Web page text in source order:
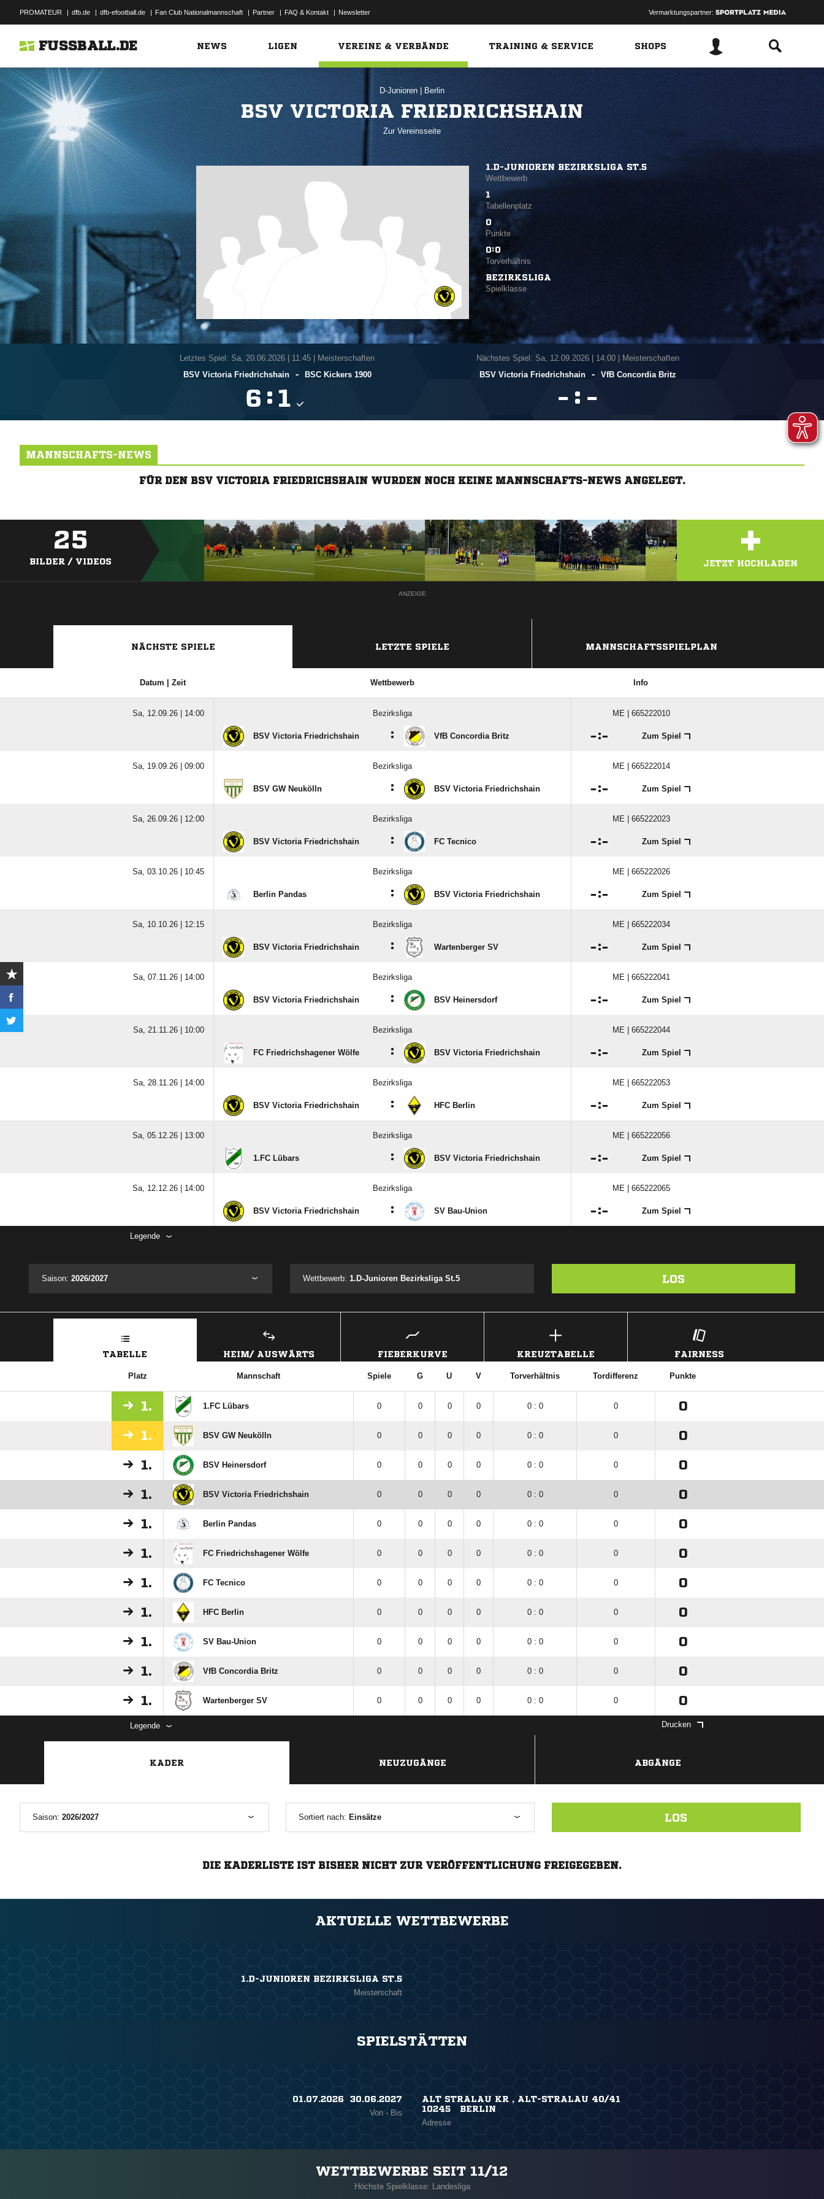
PROMATEUR | dfb.de | dfb-efootball.de | Fan Club Nationalmannschaft | Partner | FAQ & Kontakt | Newsletter Vermarktungspartner:
FUSSBALL.DE NEWS LIGEN VEREINE & VERBÄNDE TRAINING & SERVICE SHOPS
D-Junioren Berlin
BSV VICTORIA FRIEDRICHSHAIN
Zur Vereinsseite
1.D-JUNIOREN BEZIRKSLIGA ST.5
Wettbewerb
1
Tabellenplatz
0
Punkte
0:0
Torverhältnis
BEZIRKSLIGA
Spielklasse
Letztes Spiel: Sa, 20.06.2026
11:45 | Meisterschaften
BSV Victoria Friedrichshain
- BSC Kickers 1900
 : 
Nächstes Spiel: Sa, 12.09.2026| 14:00 | Meisterschaften
BSV Victoria Friedrichshain
- VfB Concordia Britz
 : 
MANNSCHAFTS-NEWS
FÜR DEN BSV VICTORIA FRIEDRICHSHAIN WURDEN NOCH KEINE MANNSCHAFTS-NEWS ANGELEGT.
25
BILDER / VIDEOS +
JETZT HOCHLADEN
ANZEIGE
NÄCHSTE SPIELE LETZTE SPIELE MANNSCHAFTSSPIELPLAN
Datum | Zeit Wettbewerb Info
Sa, 12.09.26 | 14:00 Bezirksliga ME | 665222010
BSV Victoria Friedrichshain : VfB Concordia Britz : Zum Spiel
Sa, 19.09.26 | 09:00 Bezirksliga ME | 665222014
BSV GW Neukölln : BSV Victoria Friedrichshain : Zum Spiel
Sa, 26.09.26 | 12:00 Bezirksliga ME | 665222023
BSV Victoria Friedrichshain : FC Tecnico : Zum Spiel
Sa, 03.10.26 | 10:45 Bezirksliga ME | 665222026
Berlin Pandas : BSV Victoria Friedrichshain : Zum Spiel
Sa, 10.10.26 | 12:15 Bezirksliga ME | 665222034
BSV Victoria Friedrichshain : Wartenberger SV : Zum Spiel
Sa, 07.11.26 | 14:00 Bezirksliga ME | 665222041
BSV Victoria Friedrichshain : BSV Heinersdorf : Zum Spiel
Sa, 21.11.26 | 10:00 Bezirksliga ME | 665222044
FC Friedrichshagener Wölfe : BSV Victoria Friedrichshain : Zum Spiel
Sa, 28.11.26 | 14:00 Bezirksliga ME | 665222053
BSV Victoria Friedrichshain : HFC Berlin : Zum Spiel
Sa, 05.12.26 | 13:00 Bezirksliga ME | 665222056
1.FC Lübars : BSV Victoria Friedrichshain : Zum Spiel
Sa, 12.12.26 | 14:00 Bezirksliga ME | 665222065
BSV Victoria Friedrichshain : SV Bau-Union : Zum Spiel
Legende
Saison: 2026/2027 Wettbewerb:1.D-Junioren Bezirksliga St.5 LOS
TABELLE HEIM/ AUSWÄRTS FIEBERKURVE KREUZTABELLE FAIRNESS
Platz Mannschaft Spiele G U V Torverhältnis Tordifferenz Punkte
1. 1.FC Lübars 0 0 0 0 0 : 0 0 0
1. BSV GW Neukölln 0 0 0 0 0 : 0 0 0
1. BSV Heinersdorf 0 0 0 0 0 : 0 0 0
1. BSV Victoria Friedrichshain 0 0 0 0 0 : 0 0 0
1. Berlin Pandas 0 0 0 0 0 : 0 0 0
1. FC Friedrichshagener Wölfe 0 0 0 0 0 : 0 0 0
1. FC Tecnico 0 0 0 0 0 : 0 0 0
1. HFC Berlin 0 0 0 0 0 : 0 0 0
1. SV Bau-Union 0 0 0 0 0 : 0 0 0
1. VfB Concordia Britz 0 0 0 0 0 : 0 0 0
1. Wartenberger SV 0 0 0 0 0 : 0 0 0
Legende Drucken
KADER NEUZUGÄNGE ABGÄNGE
Saison: 2026/2027 Sortiert nach: Einsätze LOS
DIE KADERLISTE IST BISHER NICHT ZUR VERÖFFENTLICHUNG FREIGEGEBEN.
AKTUELLE WETTBEWERBE
1.D-JUNIOREN BEZIRKSLIGA ST.5
Meisterschaft
SPIELSTÄTTEN
01.07.2026 ​ 30.06.2027
Von - Bis
ALT STRALAU KR , ALT-STRALAU 40/41
10245 BERLIN
Adresse
WETTBEWERBE SEIT 11/12
Höchste Spielklasse: Landesliga